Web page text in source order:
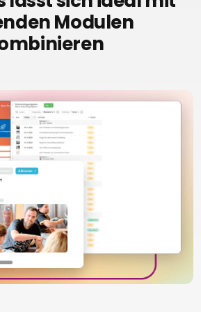
Modulen